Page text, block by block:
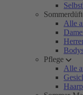
Alle
Pflege
Alle